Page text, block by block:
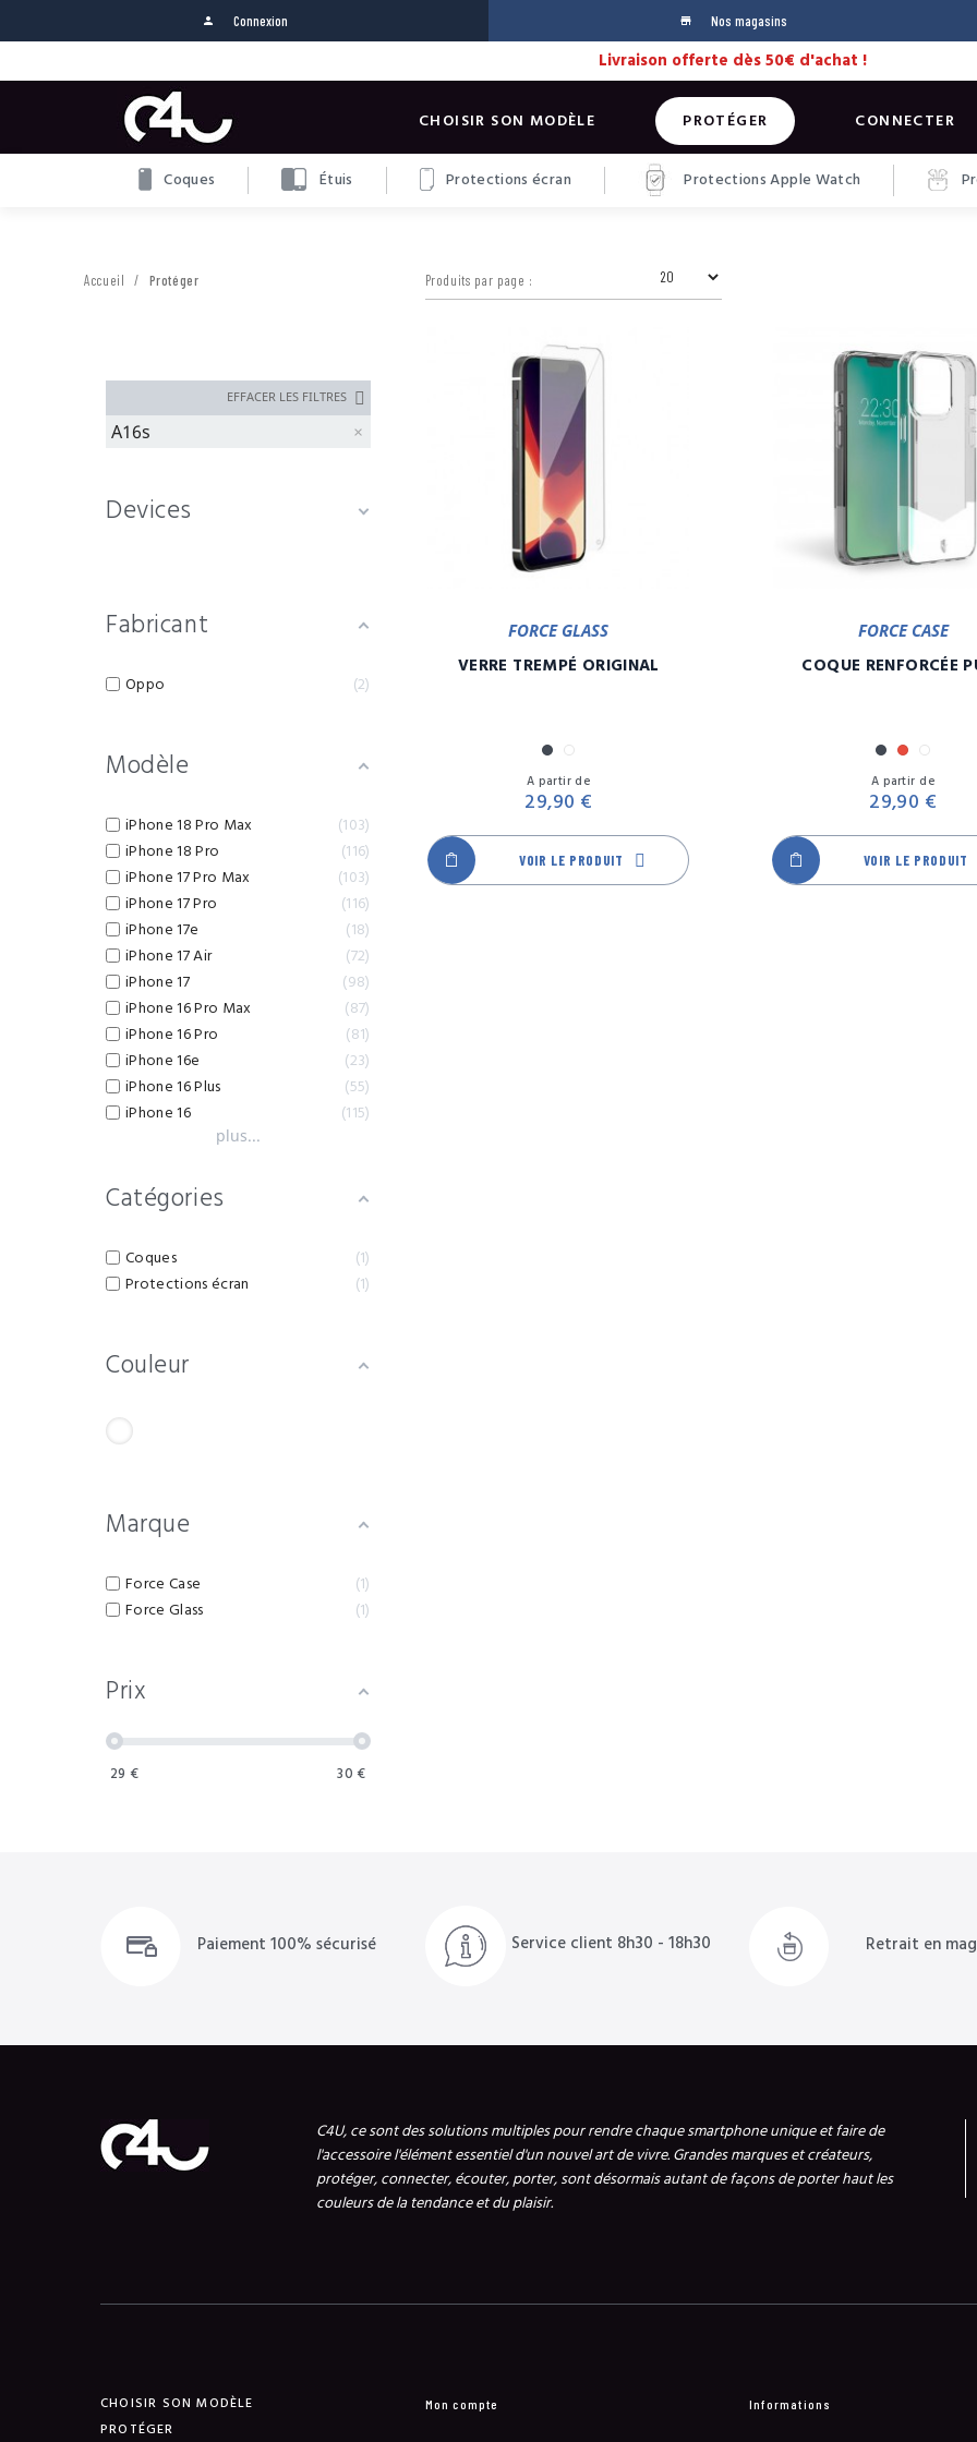
person Connexion store Nos magasins
Livraison offerte dès 50€ d'achat !
CHOISIR SON MODÈLE PROTÉGER CONNECTER
Coques Étuis Protections écran Protections Apple Watch
Accueil Protéger
EFFACER LES FILTRES
A16s
Devices
Fabricant
Oppo 2
Modèle
iPhone 18 Pro Max
103
iPhone 18 Pro
116
iPhone 17 Pro Max
103
iPhone 17 Pro
116
iPhone 17e
18
iPhone 17 Air
72
iPhone 17
98
iPhone 16 Pro Max
87
iPhone 16 Pro
81
iPhone 16e
23
iPhone 16 Plus
55
iPhone 16
115
plus...
Catégories
Coques
1
Protections écran
1
Couleur
Marque
Force Case
1
Force Glass
1
Prix
29 € 30 €
Produits par page :
FORCE GLASS
VERRE TREMPÉ ORIGINAL
NoirTransparent
A partir de
29,90 €
VOIR LE PRODUIT
FORCE CASE
COQUE RENFORCÉE
NoirRouge
A partir de
29,90 €
VOIR LE PRODUIT
Paiement 100% sécurisé Service client 8h30 - 18h30 Retrait en
C4U, ce sont des solutions multiples pour rendre chaque smartphone unique et faire de
l'accessoire l'élément essentiel d'un nouvel art de vivre. Grandes marques et créateurs,
protéger, connecter, écouter, porter, sont désormais autant de façons de porter haut les
couleurs de la tendance et du plaisir.
CHOISIR SON MODÈLE
PROTÉGER
Mon compte Informations